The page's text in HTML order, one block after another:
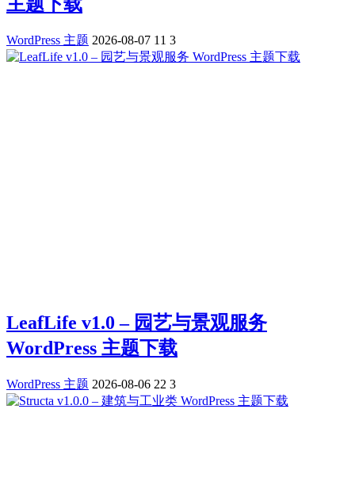
WordPress 主题 2026-08-07 11 3
LeafLife v1.0 – 园艺与景观服务
WordPress 主题下载
WordPress 主题 2026-08-06 22 3